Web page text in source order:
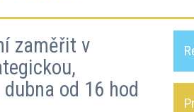
zaměřit v
od 16 hod